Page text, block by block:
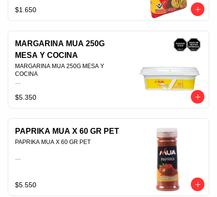
$1.650
MARGARINA MUA 250G
MESA Y COCINA
MARGARINA MUA 250G MESA Y
COCINA
$5.350
PAPRIKA MUA X 60 GR PET
PAPRIKA MUA X 60 GR PET
PLU 006892
$5.550